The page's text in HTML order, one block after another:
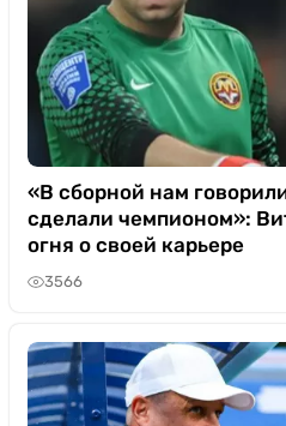
«В сборной нам
сделали чемпионом»:
огня о своей карьере
3566